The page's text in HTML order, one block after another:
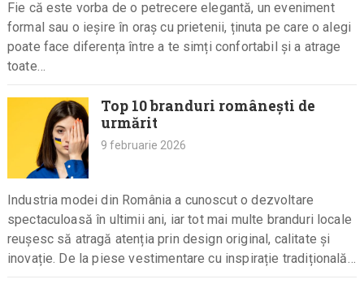
Fie că este vorba de o petrecere elegantă, un eveniment
formal sau o ieșire în oraș cu prietenii, ținuta pe care o alegi
poate face diferența între a te simți confortabil și a atrage
toate…
Top 10 branduri românești de
urmărit
9 februarie 2026
Industria modei din România a cunoscut o dezvoltare
spectaculoasă în ultimii ani, iar tot mai multe branduri locale
reușesc să atragă atenția prin design original, calitate și
inovație. De la piese vestimentare cu inspirație tradițională,